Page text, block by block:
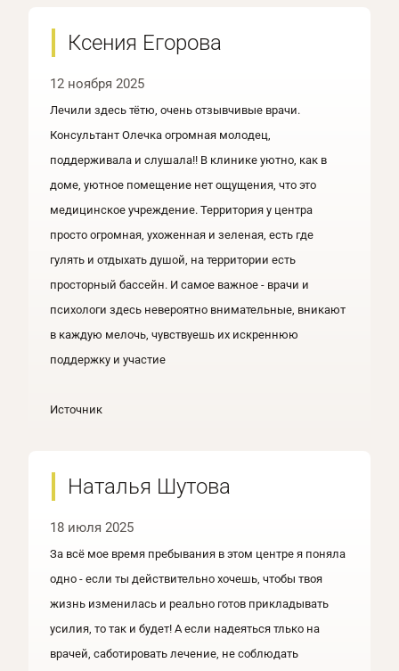
Ксения Егорова
12 ноября 2025
Лечили здесь тётю, очень отзывчивые врачи.
Консультант Олечка огромная молодец,
поддерживала и слушала!! В клинике уютно, как в
доме, уютное помещение нет ощущения, что это
медицинское учреждение. Территория у центра
просто огромная, ухоженная и зеленая, есть где
гулять и отдыхать душой, на территории есть
просторный бассейн. И самое важное - врачи и
психологи здесь невероятно внимательные, вникают
в каждую мелочь, чувствуешь их искреннюю
поддержку и участие
Источник
Наталья Шутова
18 июля 2025
За всё мое время пребывания в этом центре я поняла
одно - если ты действительно хочешь, чтобы твоя
жизнь изменилась и реально готов прикладывать
усилия, то так и будет! А если надеяться тлько на
врачей, саботировать лечение, не соблюдать